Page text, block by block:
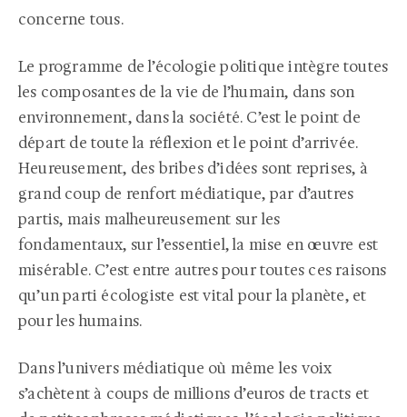
concerne tous.
Le programme de l’écologie politique intègre toutes
les composantes de la vie de l’humain, dans son
environnement, dans la société. C’est le point de
départ de toute la réflexion et le point d’arrivée.
Heureusement, des bribes d’idées sont reprises, à
grand coup de renfort médiatique, par d’autres
partis, mais malheureusement sur les
fondamentaux, sur l’essentiel, la mise en œuvre est
misérable. C’est entre autres pour toutes ces raisons
qu’un parti écologiste est vital pour la planète, et
pour les humains.
Dans l’univers médiatique où même les voix
s’achètent à coups de millions d’euros de tracts et